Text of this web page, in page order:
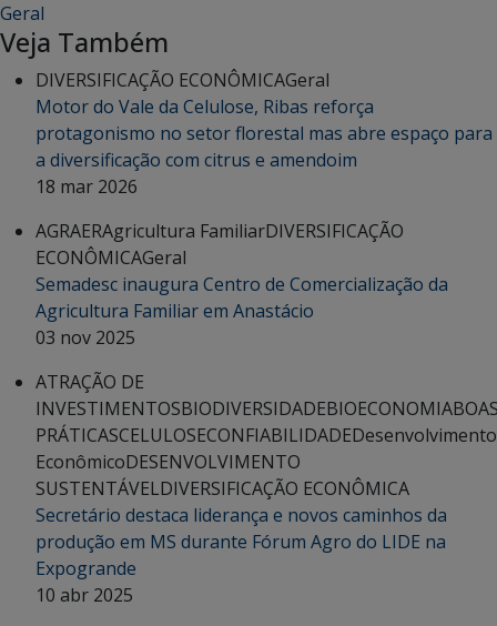
Geral
Veja Também
DIVERSIFICAÇÃO ECONÔMICAGeral
Motor do Vale da Celulose, Ribas reforça
protagonismo no setor florestal mas abre espaço para
a diversificação com citrus e amendoim
18 mar 2026
AGRAERAgricultura FamiliarDIVERSIFICAÇÃO
ECONÔMICAGeral
Semadesc inaugura Centro de Comercialização da
Agricultura Familiar em Anastácio
03 nov 2025
ATRAÇÃO DE
INVESTIMENTOSBIODIVERSIDADEBIOECONOMIA
PRÁTICASCELULOSECONFIABILIDADEDesenvolvimento
EconômicoDESENVOLVIMENTO
SUSTENTÁVELDIVERSIFICAÇÃO ECONÔMICA
Secretário destaca liderança e novos caminhos da
produção em MS durante Fórum Agro do LIDE na
Expogrande
10 abr 2025